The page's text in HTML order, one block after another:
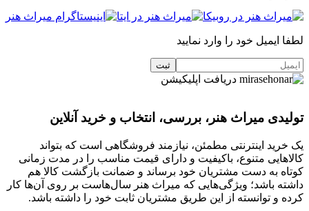
لطفا ایمیل خود را وارد نمایید
دریافت اپلیکیشن
تولیدی میراث هنر، بررسی، انتخاب و خرید آنلاین
یک خرید اینترنتی مطمئن، نیازمند فروشگاهی است که بتواند
کالاهایی متنوع، باکیفیت و دارای قیمت مناسب را در مدت زمانی
کوتاه به دست مشتریان خود برساند و ضمانت بازگشت کالا هم
داشته باشد؛ ویژگی‌هایی که میراث هنر سال‌هاست بر روی آن‌ها کار
کرده و توانسته از این طریق مشتریان ثابت خود را داشته باشد.